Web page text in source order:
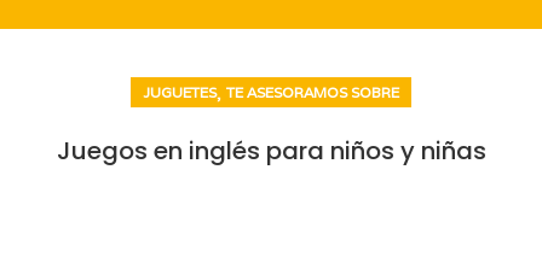
JUGUETES, TE ASESORAMOS SOBRE
Juegos en inglés para niños y niñas